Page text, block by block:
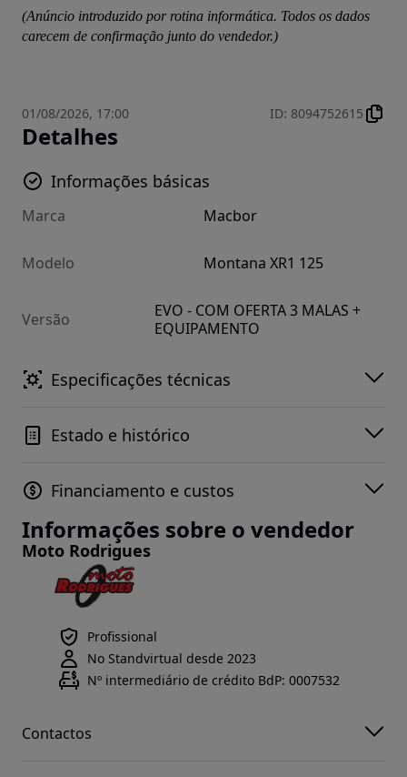
(Anúncio introduzido por rotina informática. Todos os dados
carecem de confirmação junto do vendedor.)
01/08/2026, 17:00 ID: 8094752615
Detalhes
Informações básicas
Marca Macbor
Modelo Montana XR1 125
Versão
EVO - COM OFERTA 3 MALAS +
EQUIPAMENTO
Especificações técnicas
Estado e histórico
Financiamento e custos
Informações sobre o vendedor
Moto Rodrigues
Profissional
No Standvirtual desde 2023
Nº intermediário de crédito BdP: 0007532
Contactos